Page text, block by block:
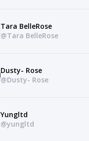
Tara BelleRose
@Tara BelleRose
Dusty- Rose
@Dusty- Rose
Yungltd
@yungltd